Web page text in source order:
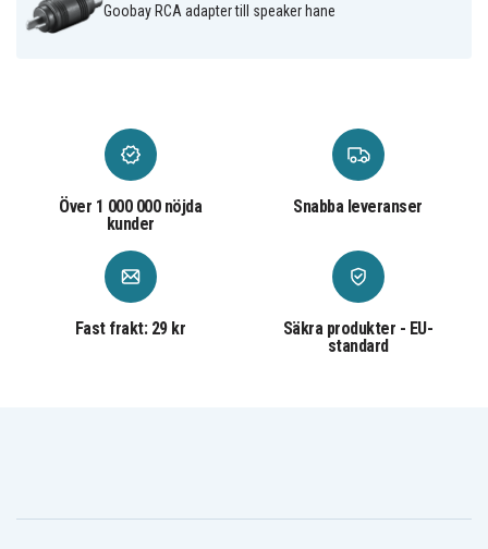
Goobay RCA adapter till speaker hane
Över 1 000 000 nöjda
kunder
Snabba leveranser
Fast frakt: 29 kr
Säkra produkter - EU-
standard